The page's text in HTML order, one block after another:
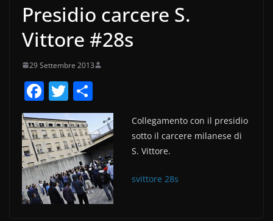
Presidio carcere S.
Vittore #28s
29 Settembre 2013
F
a
c
e
b
o
o
T
w
itt
er
o
n
di
vi
di
Collegamento con il presidio
sotto il carcere milanese di
S. Vittore.
svittore 28s